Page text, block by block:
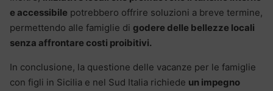
e accessibile potrebbero offrire soluzioni a breve termine,
permettendo alle famiglie di godere delle bellezze locali
senza affrontare costi proibitivi.
In conclusione, la questione delle vacanze per le famiglie
con figli in Sicilia e nel Sud Italia richiede un impegno